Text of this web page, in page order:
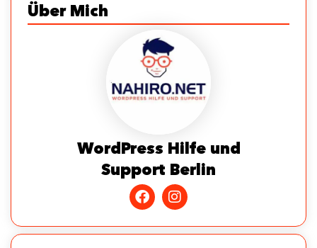
Über Mich
WordPress Hilfe und
Support Berlin